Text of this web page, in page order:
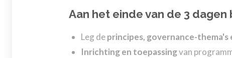
Aan het einde van de 3 dagen
Leg deprincipes, governance-
Inrichting en toepassingvan